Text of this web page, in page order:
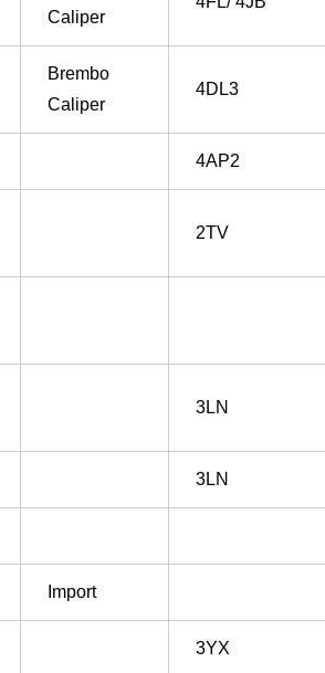
Caliper
Brembo
Caliper
4DL3
4AP2
2TV
3LN
3LN
Import
3YX